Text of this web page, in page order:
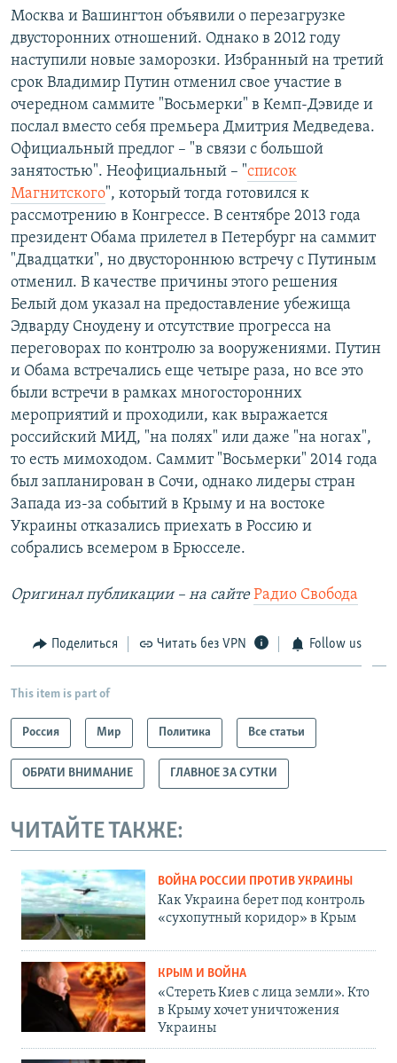
Москва и Вашингтон объявили о перезагрузке
двусторонних отношений. Однако в 2012 году
наступили новые заморозки. Избранный на третий
срок Владимир Путин отменил свое участие в
очередном саммите "Восьмерки" в Кемп-Дэвиде и
послал вместо себя премьера Дмитрия Медведева.
Официальный предлог – "в связи с большой
занятостью". Неофициальный – "список
Магнитского", который тогда готовился к
рассмотрению в Конгрессе. В сентябре 2013 года
президент Обама прилетел в Петербург на саммит
"Двадцатки", но двустороннюю встречу с Путиным
отменил. В качестве причины этого решения
Белый дом указал на предоставление убежища
Эдварду Сноудену и отсутствие прогресса на
переговорах по контролю за вооружениями. Путин
и Обама встречались еще четыре раза, но все это
были встречи в рамках многосторонних
мероприятий и проходили, как выражается
российский МИД, "на полях" или даже "на ногах",
то есть мимоходом. Саммит "Восьмерки" 2014 года
был запланирован в Сочи, однако лидеры стран
Запада из-за событий в Крыму и на востоке
Украины отказались приехать в Россию и
собрались всемером в Брюсселе.
Оригинал публикации – на сайте Радио Свобода
Поделиться Читать без VPN Follow us
This item is part of
Россия Мир Политика Все статьи
ОБРАТИ ВНИМАНИЕ ГЛАВНОЕ ЗА СУТКИ
ЧИТАЙТЕ ТАКЖЕ:
ВОЙНА РОССИИ ПРОТИВ УКРАИНЫ
Как Украина берет под контроль
«сухопутный коридор» в Крым
КРЫМ И ВОЙНА
«Стереть Киев с лица земли». Кто
в Крыму хочет уничтожения
Украины